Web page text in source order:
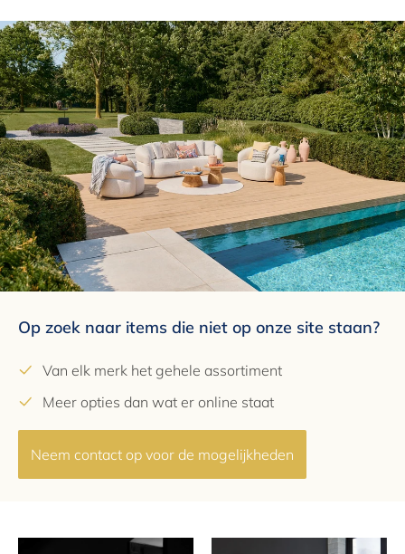
Op zoek naar items die niet op onze site staan?
Van elk merk het gehele assortiment
Meer opties dan wat er online staat
Neem contact op voor de mogelijkheden